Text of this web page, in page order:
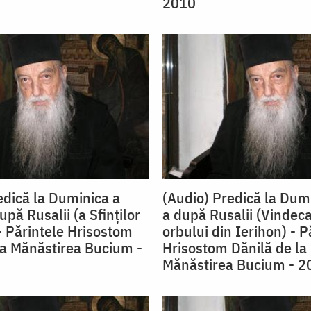
la Duminica a
Rusalii (a Sfinţilor
Părintele Hrisostom
Mănăstirea Bucium -
(Audio) Predică la
a după Rusalii
orbului din Ierihon) -
Hrisostom Dănilă de la
Mănăstirea Bucium -